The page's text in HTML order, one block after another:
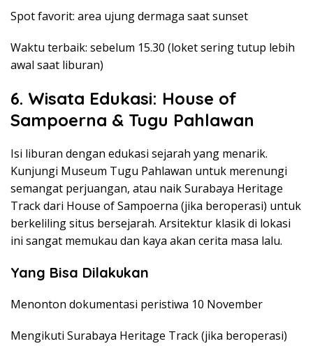
Spot favorit: area ujung dermaga saat sunset
Waktu terbaik: sebelum 15.30 (loket sering tutup lebih
awal saat liburan)
6. Wisata Edukasi: House of
Sampoerna & Tugu Pahlawan
Isi liburan dengan edukasi sejarah yang menarik.
Kunjungi Museum Tugu Pahlawan untuk merenungi
semangat perjuangan, atau naik Surabaya Heritage
Track dari House of Sampoerna (jika beroperasi) untuk
berkeliling situs bersejarah. Arsitektur klasik di lokasi
ini sangat memukau dan kaya akan cerita masa lalu.
Yang Bisa Dilakukan
Menonton dokumentasi peristiwa 10 November
Mengikuti Surabaya Heritage Track (jika beroperasi)